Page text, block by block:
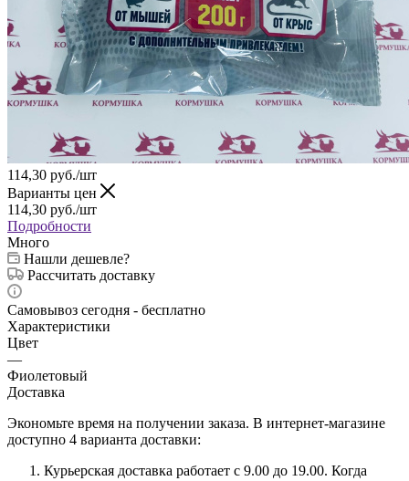
114,30 руб./шт
Варианты цен
114,30 руб./шт
Подробности
Много
Нашли дешевле?
Рассчитать доставку
Самовывоз сегодня - бесплатно
Характеристики
Цвет
—
Фиолетовый
Доставка
Экономьте время на получении заказа. В интернет-магазине
доступно 4 варианта доставки:
Курьерская доставка работает с 9.00 до 19.00. Когда